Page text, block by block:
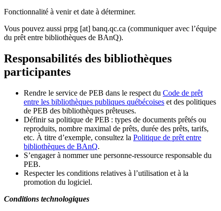
Fonctionnalité à venir et date à déterminer.
Vous pouvez aussi prpg [at] banq.qc.ca (communiquer avec l’équipe
du prêt entre bibliothèques de BAnQ).
Responsabilités des bibliothèques
participantes
Rendre le service de PEB dans le respect du Code de prêt
entre les bibliothèques publiques québécoises et des politiques
de PEB des bibliothèques prêteuses.
Définir sa politique de PEB : types de documents prêtés ou
reproduits, nombre maximal de prêts, durée des prêts, tarifs,
etc. À titre d’exemple, consultez la Politique de prêt entre
bibliothèques de BAnQ.
S’engager à nommer une personne-ressource responsable du
PEB.
Respecter les conditions relatives à l’utilisation et à la
promotion du logiciel.
Conditions technologiques